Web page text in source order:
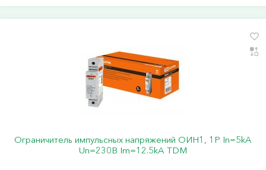
Ограничитель импульсных напряжений ОИН1, 1Р In=5kA
Un=230B Im=12.5kA TDM